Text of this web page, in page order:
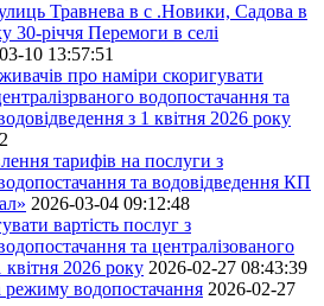
Травнева в с .Новики, Садова в
30-річчя Перемоги в селі
10 13:57:51
про наміри скоригувати
водопостачання та
з 1 квітня 2026 року
тарифів на послуги з
та водовідведення КП
2026-03-04 09:12:48
вартість послуг з
та централізованого
квітня 2026 року 2026-02-27 08:43:39
водопостачання 2026-02-27